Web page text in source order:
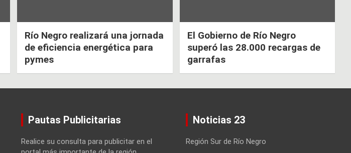
Río Negro realizará una jornada
de eficiencia energética para
pymes
El Gobierno de Río Negro
superó las 28.000 recargas de
garrafas
Pautas Publicitarias
Realice su consulta para publicitar en el
Noticias 23
Región Sur de Río Negro